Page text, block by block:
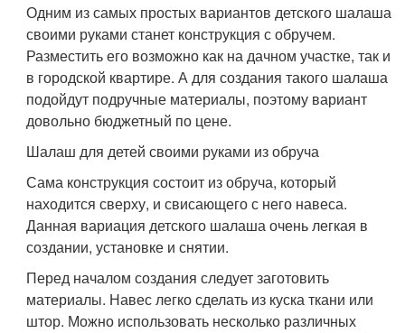
Одним из самых простых вариантов детского шалаша
своими руками станет конструкция с обручем.
Разместить его возможно как на дачном участке, так и
в городской квартире. А для создания такого шалаша
подойдут подручные материалы, поэтому вариант
довольно бюджетный по цене.
Шалаш для детей своими руками из обруча
Сама конструкция состоит из обруча, который
находится сверху, и свисающего с него навеса.
Данная вариация детского шалаша очень легкая в
создании, установке и снятии.
Перед началом создания следует заготовить
материалы. Навес легко сделать из куска ткани или
штор. Можно использовать несколько различных